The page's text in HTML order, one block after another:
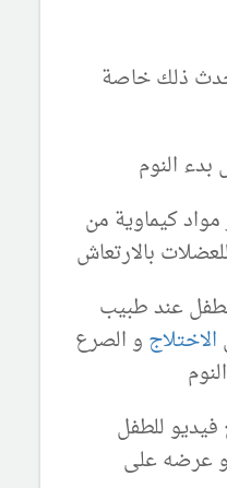
ذلك خاصة
النوم
كيماوية من
بالارتعاش
عند طبيب
الاختلاج و الصرع
للطفل
و عرضه على